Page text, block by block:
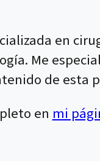
en
Me
de esta
en mi